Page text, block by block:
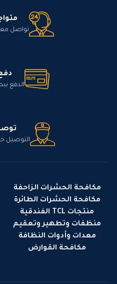
تواصل
الدفع
التوصيل خلال 1–3
مكافحة الحشرات الزاحفة
مكافحة الحشرات الطائرة
منتجات TCL الفندقية
منظفات وتطهير وتعقيم
معدات وأدوات النظافة
مكافحة القوارض